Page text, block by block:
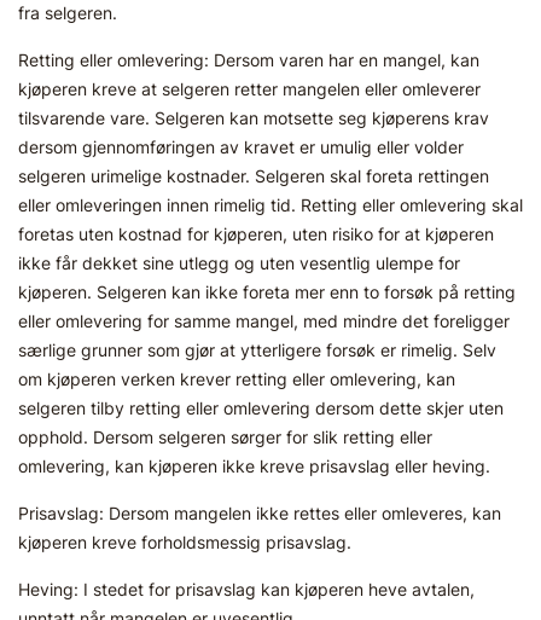
fra selgeren.
Retting eller omlevering: Dersom varen har en mangel, kan
kjøperen kreve at selgeren retter mangelen eller omleverer
tilsvarende vare. Selgeren kan motsette seg kjøperens krav
dersom gjennomføringen av kravet er umulig eller volder
selgeren urimelige kostnader. Selgeren skal foreta rettingen
eller omleveringen innen rimelig tid. Retting eller omlevering skal
foretas uten kostnad for kjøperen, uten risiko for at kjøperen
ikke får dekket sine utlegg og uten vesentlig ulempe for
kjøperen. Selgeren kan ikke foreta mer enn to forsøk på retting
eller omlevering for samme mangel, med mindre det foreligger
særlige grunner som gjør at ytterligere forsøk er rimelig. Selv
om kjøperen verken krever retting eller omlevering, kan
selgeren tilby retting eller omlevering dersom dette skjer uten
opphold. Dersom selgeren sørger for slik retting eller
omlevering, kan kjøperen ikke kreve prisavslag eller heving.
Prisavslag: Dersom mangelen ikke rettes eller omleveres, kan
kjøperen kreve forholdsmessig prisavslag.
Heving: I stedet for prisavslag kan kjøperen heve avtalen,